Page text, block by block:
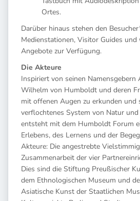
Ortes.
Darüber hinaus stehen den
Medienstationen, Visitor Guides
Angebote zur Verfügung.
Die Akteure
Inspiriert von seinen Namensgebern
Wilhelm von Humboldt und deren
mit offenen Augen zu erkunden und
verflochtenes System von Natur
entsteht mit dem Humboldt Forum
Erlebens, des Lernens und der
Akteure: Die angestrebte
Zusammenarbeit der vier
Dies sind die Stiftung Preußischer
dem Ethnologischen Museum und
Asiatische Kunst der Staatlichen